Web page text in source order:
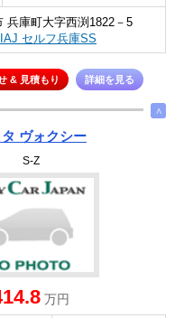
兵庫町大字西渕1822－5
IAJ セルフ兵庫SS
& 見積もり 詳細を見る
∧
タ ヴォクシー
S-Z
万円